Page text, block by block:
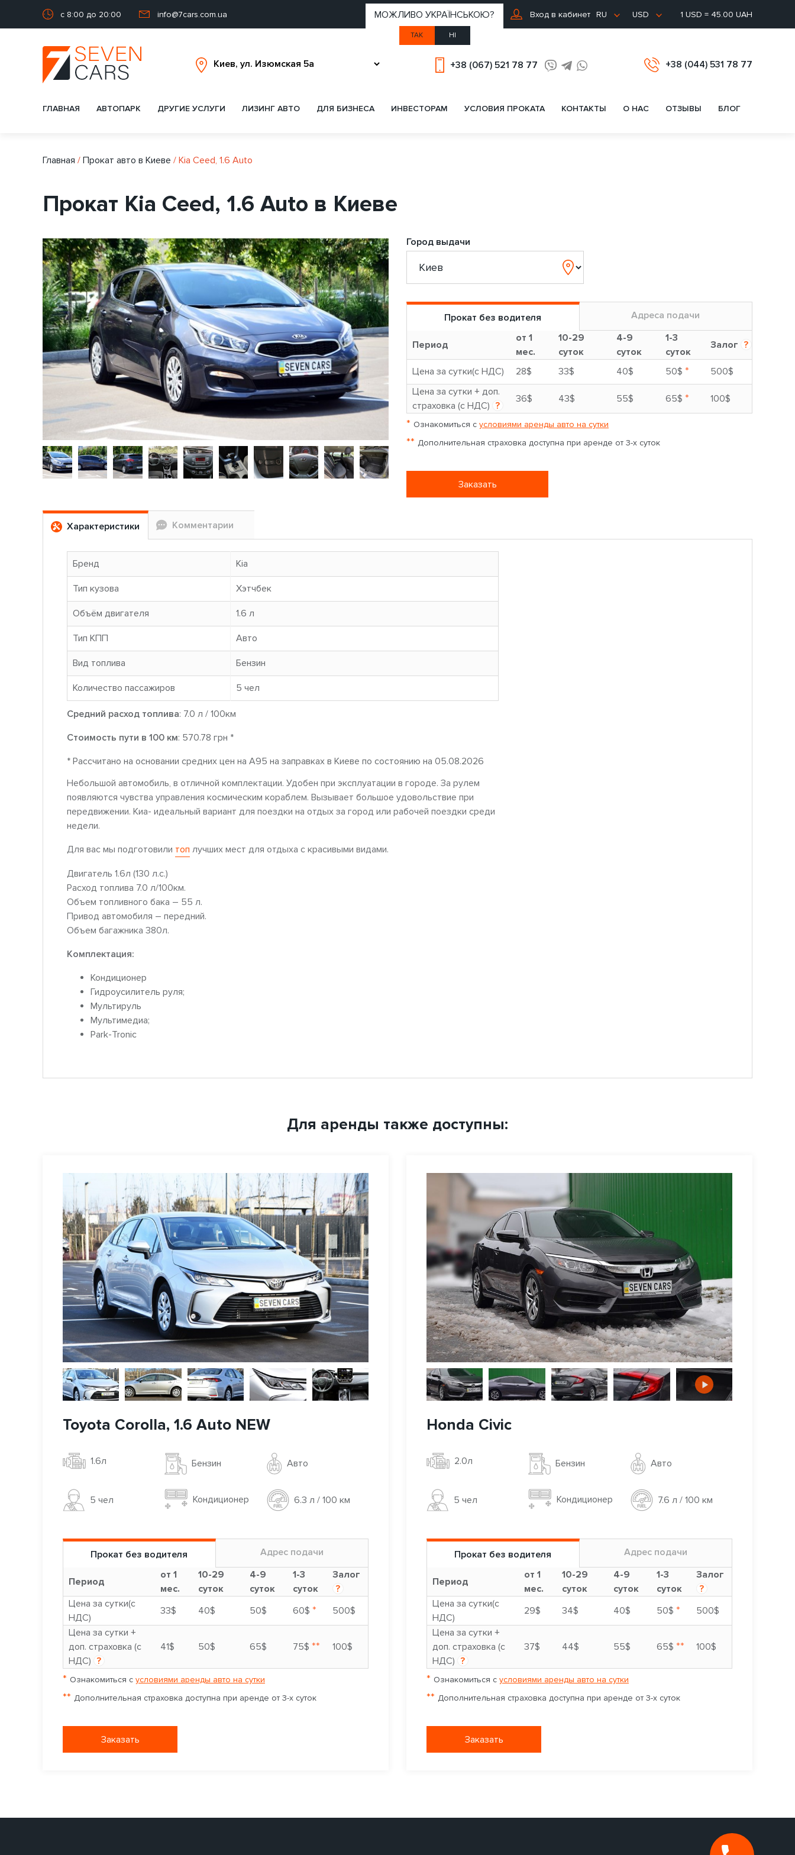
с 8:00 до 20:00 info@7cars.com.ua Вход в кабинет RU
МОЖЛИВО УКРАЇНСЬКОЮ?
ТАК НІ
USD 1 USD = 45.00 UAH
+38 (067) 521 78 77 +38 (044) 531 78 77
ГЛАВНАЯ АВТОПАРК ДРУГИЕ УСЛУГИ ЛИЗИНГ АВТО ДЛЯ БИЗНЕСА ИНВЕСТОРАМ УСЛОВИЯ ПРОКАТА КОНТАКТЫ О НАС ОТЗЫВЫ БЛОГ
Главная / Прокат авто в Киеве / Kia Ceed, 1.6 Auto
Прокат Kia Ceed, 1.6 Auto в Киеве
Город выдачи
Прокат без водителя Адреса подачи
Период
от 1
мес.
10-29
суток
4-9
суток
1-3
суток
Залог ?
Цена за сутки(с НДС) 28$ 33$ 40$ 50$ *
500$
Цена за сутки + доп.
страховка (с НДС) ?
36$ 43$ 55$ 65$ * 100$
* Ознакомиться с условиями аренды авто на сутки
** Дополнительная страховка доступна при аренде от 3-х суток
Заказать
Характеристики Комментарии
Бренд Kia
Тип кузова Хэтчбек
Объём двигателя 1.6 л
Тип КПП Авто
Вид топлива Бензин
Количество пассажиров 5 чел
Средний расход топлива: 7.0 л / 100км
Стоимость пути в 100 км: 570.78 грн *
* Рассчитано на основании средних цен на A95 на заправках в Киеве по состоянию на 05.08.2026
Небольшой автомобиль, в отличной комплектации. Удобен при эксплуатации в городе. За рулем
появляются чувства управления космическим кораблем. Вызывает большое удовольствие при
передвижении. Киа- идеальный вариант для поездки на отдых за город или рабочей поездки среди
недели.
Для вас мы подготовили топ лучших мест для отдыха с красивыми видами.
Двигатель 1.6л (130 л.с.)
Расход топлива 7.0 л/100км.
Объем топливного бака – 55 л.
Привод автомобиля – передний.
Объем багажника 380л.
Комплектация:
Кондиционер
Гидроусилитель руля;
Мультируль
Мультимедиа;
Park-Tronic
Для аренды также доступны:
Toyota Corolla, 1.6 Auto NEW
1.6л Бензин Авто
5 чел Кондиционер 6.3 л / 100 км
Прокат без водителя Адрес подачи
Период
от 1
мес.
10-29
суток
4-9
суток
1-3
суток
Залог
?
Цена за сутки(с
НДС)
33$ 40$ 50$ 60$ *
500$
Цена за сутки +
доп. страховка (с
НДС) ?
41$ 50$ 65$ 75$ ** 100$
* Ознакомиться с условиями аренды авто на сутки
** Дополнительная страховка доступна при аренде от 3-х суток
Заказать
Honda Civic
2.0л Бензин Авто
5 чел Кондиционер 7.6 л / 100 км
Прокат без водителя Адрес подачи
Период
от 1
мес.
10-29
суток
4-9
суток
1-3
суток
Залог
?
Цена за сутки(с
НДС)
29$ 34$ 40$ 50$ *
500$
Цена за сутки +
доп. страховка (с
НДС) ?
37$ 44$ 55$ 65$ ** 100$
* Ознакомиться с условиями аренды авто на сутки
** Дополнительная страховка доступна при аренде от 3-х суток
Заказать